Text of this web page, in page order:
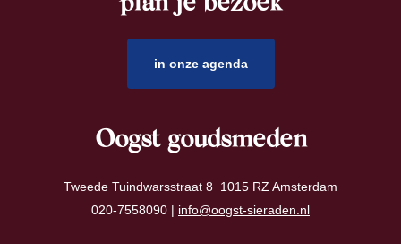
in onze agenda
Oogst goudsmeden
Tweede Tuindwarsstraat 8 1015 RZ Amsterdam
020-7558090 | info@oogst-sieraden.nl